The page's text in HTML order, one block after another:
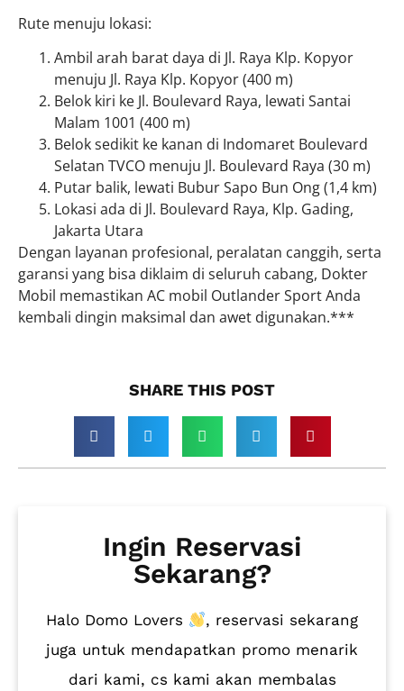
Rute menuju lokasi:
Ambil arah barat daya di Jl. Raya Klp. Kopyor
menuju Jl. Raya Klp. Kopyor (400 m)
Belok kiri ke Jl. Boulevard Raya, lewati Santai
Malam 1001 (400 m)
Belok sedikit ke kanan di Indomaret Boulevard
Selatan TVCO menuju Jl. Boulevard Raya (30 m)
Putar balik, lewati Bubur Sapo Bun Ong (1,4 km)
Lokasi ada di Jl. Boulevard Raya, Klp. Gading,
Jakarta Utara
Dengan layanan profesional, peralatan canggih, serta
garansi yang bisa diklaim di seluruh cabang, Dokter
Mobil memastikan AC mobil Outlander Sport Anda
kembali dingin maksimal dan awet digunakan.***
SHARE THIS POST​
Ingin Reservasi
Sekarang?
Halo Domo Lovers
, reservasi sekarang
juga untuk mendapatkan promo menarik
dari kami, cs kami akan membalas